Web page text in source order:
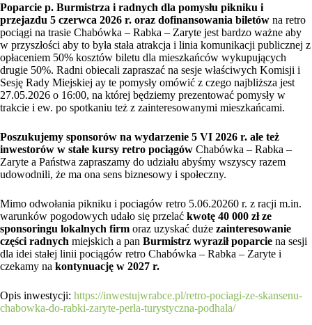
Poparcie p. Burmistrza i radnych dla pomysłu pikniku i
przejazdu 5 czerwca 2026 r. oraz dofinansowania biletów na retro
pociągi na trasie Chabówka – Rabka – Zaryte jest bardzo ważne aby
w przyszłości aby to była stała atrakcja i linia komunikacji publicznej z
opłaceniem 50% kosztów biletu dla mieszkańców wykupujących
drugie 50%. Radni obiecali zapraszać na sesje właściwych Komisji i
Sesję Rady Miejskiej ay te pomysły omówić z czego najbliższa jest
27.05.2026 o 16:00, na której będziemy prezentować pomysły w
trakcie i ew. po spotkaniu też z zainteresowanymi mieszkańcami.
Poszukujemy sponsorów na wydarzenie 5 VI 2026 r. ale też
inwestorów w stałe kursy retro pociągów Chabówka – Rabka –
Zaryte a Państwa zapraszamy do udziału abyśmy wszyscy razem
udowodnili, że ma ona sens biznesowy i społeczny.
Mimo odwołania pikniku i pociagów retro 5.06.20260 r. z racji m.in.
warunków pogodowych udało się przelać kwotę 40 000 zł ze
sponsoringu lokalnych firm oraz uzyskać duże zainteresowanie
części radnych miejskich a pan Burmistrz wyraził poparcie na sesji
dla idei stałej linii pociągów retro Chabówka – Rabka – Zaryte i
czekamy na kontynuację w 2027 r.
Opis inwestycji: https://inwestujwrabce.pl/retro-pociagi-ze-skansenu-
chabowka-do-rabki-zaryte-perla-turystyczna-podhala/